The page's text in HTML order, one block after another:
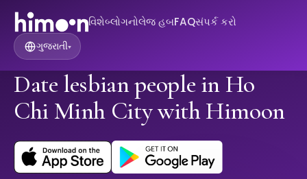
વિશેબ્લોગનોલેજ હબFAQસંપર્ક કરો
ગુજરાતી▾
Date lesbian people in Ho
Chi Minh City with Himoon